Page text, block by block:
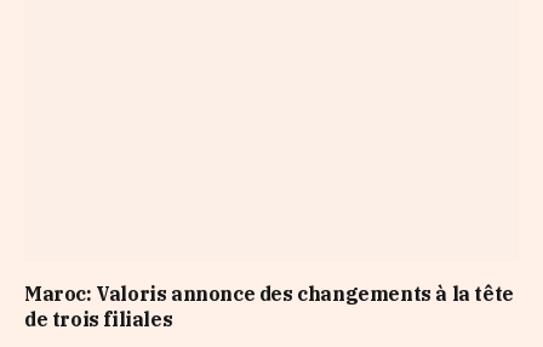
Maroc: Valoris annonce des changements à la tête
de trois filiales